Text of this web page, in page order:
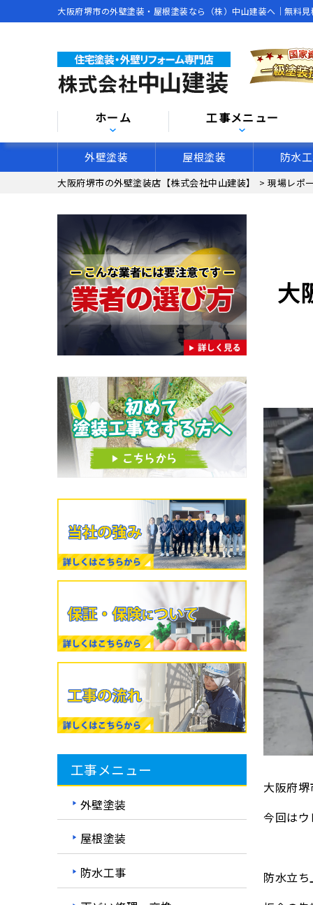
大阪府堺市の外壁塗装・屋根塗装なら（株）中山建装へ｜無料
ホーム 工事メニュー
外壁塗装 屋根塗装 防水
大阪府堺市の外壁塗装店【株式会社中山建装】 > 現場レポ
大
大阪府
今回は
防水立
工事メニュー
外壁塗装
屋根塗装
防水工事